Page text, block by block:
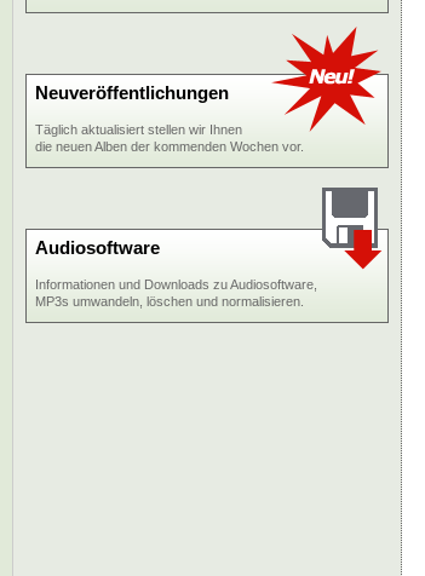
Neuveröffentlichungen
Täglich aktualisiert stellen wir Ihnen
die neuen Alben der kommenden Wochen vor.
Audiosoftware
Informationen und Downloads zu Audiosoftware,
MP3s umwandeln, löschen und normalisieren.